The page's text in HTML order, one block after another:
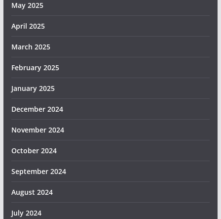
May 2025
April 2025
March 2025
February 2025
January 2025
December 2024
November 2024
October 2024
September 2024
August 2024
July 2024